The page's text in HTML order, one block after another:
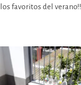
favoritos del verano!!